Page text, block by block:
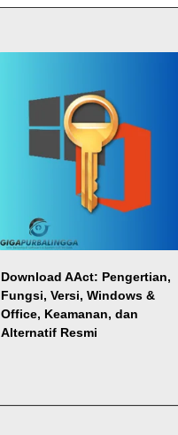
Download AAct: Pengertian,
Fungsi, Versi, Windows &
Office, Keamanan, dan
Alternatif Resmi